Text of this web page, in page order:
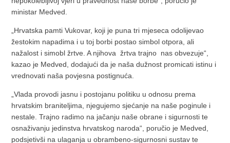
ministar Medved.
„Hrvatska pamti Vukovar, koji je puna tri mjeseca odolijevao
žestokim napadima i u toj borbi postao simbol otpora, ali
nažalost i simobl žrtve. A njihova žrtva trajno nas obvezuje“,
kazao je Medved, dodajući da je naša dužnost promicati istinu i
vrednovati naša povjesna postignuća.
„Vlada provodi jasnu i postojanu politiku u odnosu prema
hrvatskim braniteljima, njegujemo sjećanje na naše poginule i
nestale. Trajno radimo na jačanju naše obrane i sigurnosti te
osnaživanju jedinstva hrvatskog naroda“, poručio je Medved,
podsjetivši na ulaganja u obrambeno-sigurnosni sustav te